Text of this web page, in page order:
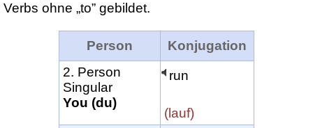
Verbs ohne „to” gebildet.
Person
Konjugation
2. Person
Singular
You (du)
run
(lauf)